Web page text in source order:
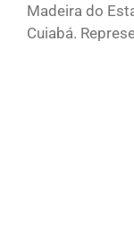
Madeira do
Cuiabá.